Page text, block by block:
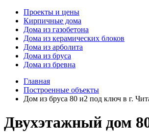
Проекты и цены
Кирпичные дома
Дома из газобетона
Дома из керамических блоков
Дома из арболита
Дома из бруса
Дома из бревна
Главная
Построенные объекты
Дом из бруса 80 и2 под ключ в г.
Двухэтажный дом